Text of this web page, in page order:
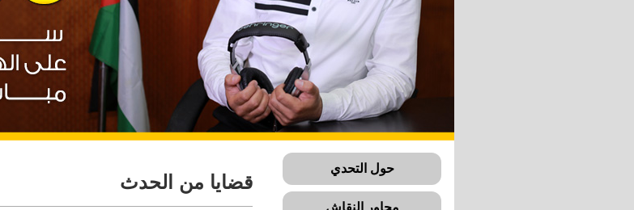
حول التحدي
محاور النقاش
قضايا من الحدث